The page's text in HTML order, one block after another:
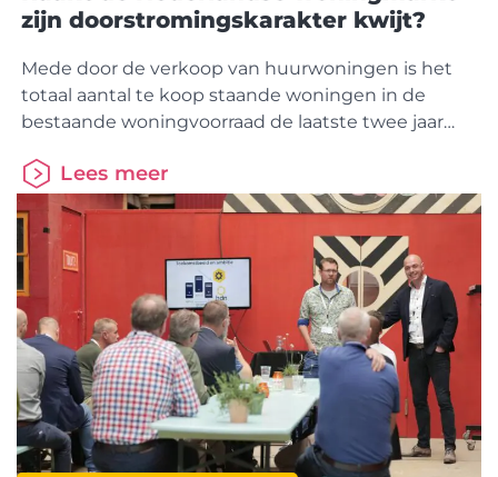
zijn doorstromingskarakter kwijt?
Mede door de verkoop van huurwoningen is het
totaal aantal te koop staande woningen in de
bestaande woningvoorraad de laatste twee jaar
appartementen en woningen in het minder dure
prijssegment. In de nieuwbouwproductie wordt
de laatste jaren eveneens een grotere nadruk
gelegd op het bouwen van appartementen en
Lees meer